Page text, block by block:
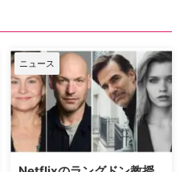
ニュース